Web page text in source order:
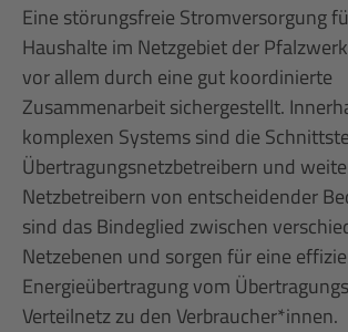
Eine störungsfreie Stromversorgung
Haushalte im Netzgebiet der
vor allem durch eine gut koordinierte
Zusammenarbeit sichergestellt.
komplexen Systems sind die
Übertragungsnetzbetreibern und
Netzbetreibern von entscheidender
sind das Bindeglied zwischen
Netzebenen und sorgen für eine
Energieübertragung vom
Verteilnetz zu den Verbraucher*innen.